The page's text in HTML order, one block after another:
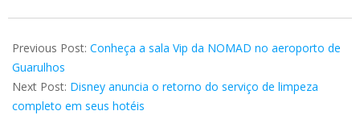
02-
04
Previous Post: Conheça a sala Vip da NOMAD no aeroporto de
Guarulhos
Next Post: Disney anuncia o retorno do serviço de limpeza
completo em seus hotéis